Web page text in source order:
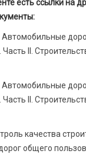
есть ссылки на
Часть II.
Часть II.
качества
общего